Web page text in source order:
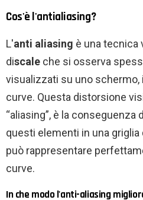
Cos'è l'antialiasing?
L'anti aliasing è una tecnica
discale che si osserva
visualizzati su uno schermo,
curve. Questa distorsione
“aliasing”, è la
questi elementi in una griglia
può rappresentare
curve.
In che modo l'anti-aliasing